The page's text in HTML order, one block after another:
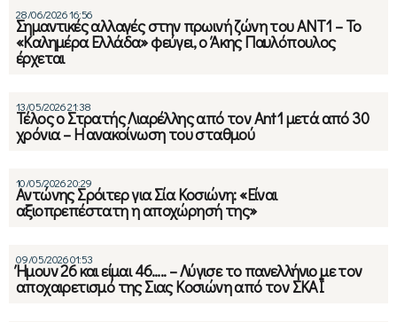
28/06/2026 16:56
Σημαντικές αλλαγές στην πρωινή ζώνη του ΑΝΤ1 – Το
«Καλημέρα Ελλάδα» φεύγει, ο Άκης Παυλόπουλος
έρχεται
13/05/2026 21:38
Τέλος ο Στρατής Λιαρέλλης από τον Ant1 μετά από 30
χρόνια – Η ανακοίνωση του σταθμού
10/05/2026 20:29
Αντώνης Σρόιτερ για Σία Κοσιώνη: «Είναι
αξιοπρεπέστατη η αποχώρησή της»
09/05/2026 01:53
Ήμουν 26 και είμαι 46….. – Λύγισε το πανελλήνιο με τον
αποχαιρετισμό της Σιας Κοσιώνη από τον ΣΚΑΪ